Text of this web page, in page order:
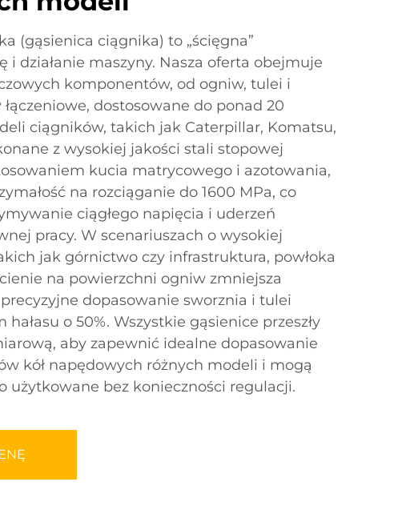
(gąsienica ciągnika) to „ścięgna”
i działanie maszyny. Nasza oferta obejmuje
komponentów, od ogniw, tulei i
dostosowane do ponad 20
ciągników, takich jak Caterpillar, Komatsu,
z wysokiej jakości stali stopowej
kucia matrycowego i azotowania,
na rozciąganie do 1600 MPa, co
ciągłego napięcia i uderzeń
pracy. W scenariuszach o wysokiej
jak górnictwo czy infrastruktura, powłoka
na powierzchni ogniw zmniejsza
dopasowanie sworznia i tulei
hałasu o 50%. Wszystkie gąsienice przeszły
aby zapewnić idealne dopasowanie
kół napędowych różnych modeli i mogą
użytkowane bez konieczności regulacji.